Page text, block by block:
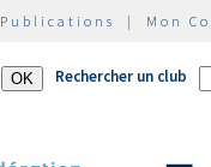
Publications | Mon
Rechercher un club